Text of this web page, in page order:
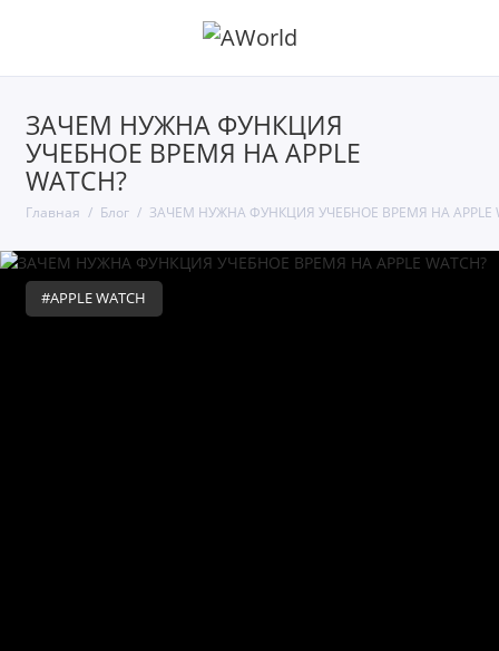
ЗАЧЕМ НУЖНА ФУНКЦИЯ
УЧЕБНОЕ ВРЕМЯ НА APPLE
WATCH?
Главная Блог ЗАЧЕМ НУЖНА ФУНКЦИЯ УЧЕБНОЕ ВРЕМЯ НА APPLE
#APPLE WATCH